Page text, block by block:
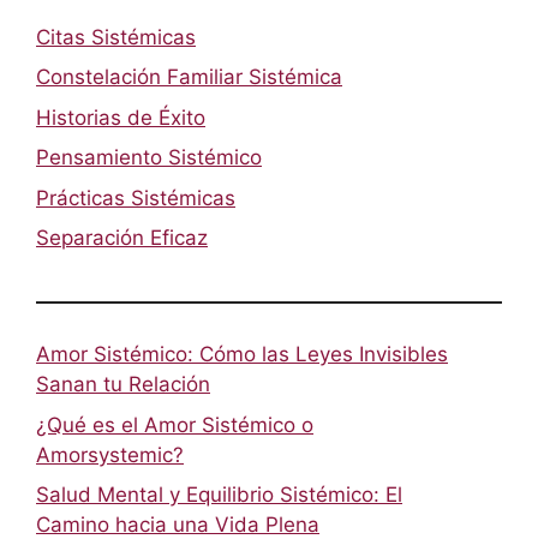
Citas Sistémicas
Constelación Familiar Sistémica
Historias de Éxito
Pensamiento Sistémico
Prácticas Sistémicas
Separación Eficaz
Amor Sistémico: Cómo las Leyes Invisibles
Sanan tu Relación
¿Qué es el Amor Sistémico o
Amorsystemic?
Salud Mental y Equilibrio Sistémico: El
Camino hacia una Vida Plena